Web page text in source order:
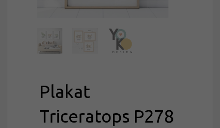
Plakat
Triceratops P278